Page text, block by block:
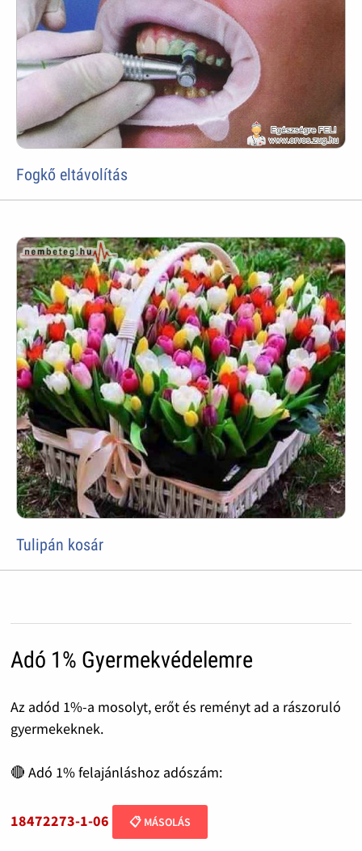
Fogkő eltávolítás
Tulipán kosár
Adó 1% Gyermekvédelemre
Az adód 1%-a mosolyt, erőt és reményt ad a rászoruló
gyermekeknek.
🔴 Adó 1% felajánláshoz adószám:
18472273-1-06 📋 MÁSOLÁS